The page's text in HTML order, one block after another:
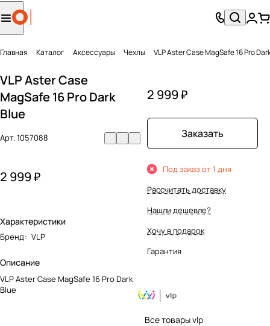
Главная Каталог Аксесcуары Чехлы VLP Aster Case MagSafe 16 Pro
VLP Aster Case
MagSafe 16 Pro Dark
Blue
Арт.1057088
2 999 ₽
Характеристики
Бренд: VLP
Описание
VLP Aster Case MagSafe 16 Pro Dark
Blue
2 999 ₽
Заказать
Под заказ от 1 дня
Рассчитать доставку
Нашли дешевле?
Хочу в подарок
Гарантия
Все товары vlp